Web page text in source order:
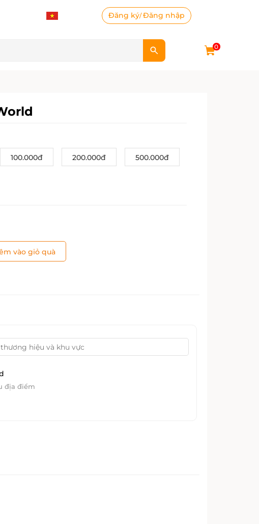
Đăng ký/Đăng nhập
0
100.000đ 200.000đ 500.000đ
vào giỏ quà
địa điểm